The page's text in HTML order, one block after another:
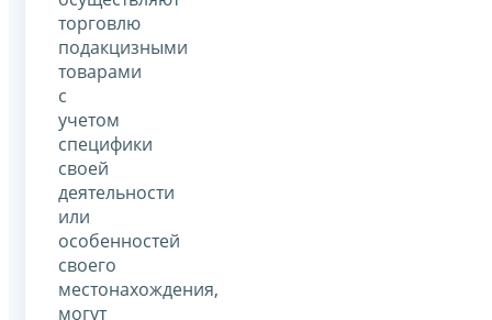
торговлю
подакцизными
товарами
с
учетом
специфики
своей
деятельности
или
особенностей
своего
местонахождения,
могут